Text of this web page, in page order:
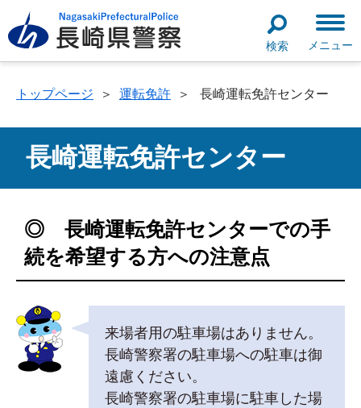
検索 メニュー
トップページ ＞ 運転免許 ＞ 長崎運転免許センター
長崎運転免許センター
◎ 長崎運転免許センターでの手
続を希望する方への注意点
来場者用の駐車場はありません。
長崎警察署の駐車場への駐車は御
遠慮ください。
長崎警察署の駐車場に駐車した場